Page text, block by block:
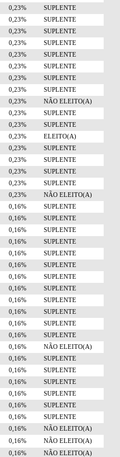
0,23%
SUPLENTE
0,23%
SUPLENTE
0,23%
SUPLENTE
0,23%
SUPLENTE
0,23%
SUPLENTE
0,23%
SUPLENTE
0,23%
SUPLENTE
0,23%
SUPLENTE
0,23%
NÃO ELEITO(A)
0,23%
SUPLENTE
0,23%
SUPLENTE
0,23%
ELEITO(A)
0,23%
SUPLENTE
0,23%
SUPLENTE
0,23%
SUPLENTE
0,23%
SUPLENTE
0,23%
NÃO ELEITO(A)
0,16%
SUPLENTE
0,16%
SUPLENTE
0,16%
SUPLENTE
0,16%
SUPLENTE
0,16%
SUPLENTE
0,16%
SUPLENTE
0,16%
SUPLENTE
0,16%
SUPLENTE
0,16%
SUPLENTE
0,16%
SUPLENTE
0,16%
SUPLENTE
0,16%
SUPLENTE
0,16%
NÃO ELEITO(A)
0,16%
SUPLENTE
0,16%
SUPLENTE
0,16%
SUPLENTE
0,16%
SUPLENTE
0,16%
SUPLENTE
0,16%
SUPLENTE
0,16%
NÃO ELEITO(A)
0,16%
NÃO ELEITO(A)
0,16%
NÃO ELEITO(A)